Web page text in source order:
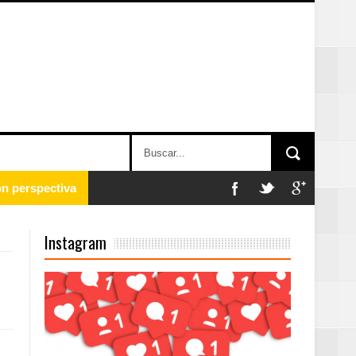
la clausura
París
Rock Café
Instagram